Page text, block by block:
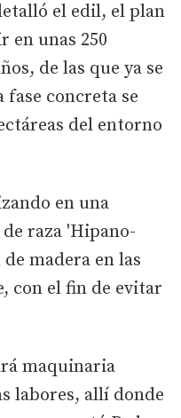
el edil, el plan
unas 250
de las que ya se
fase concreta se
del entorno
en una
raza 'Hipano-
madera en las
con el fin de evitar
maquinaria
labores, allí donde